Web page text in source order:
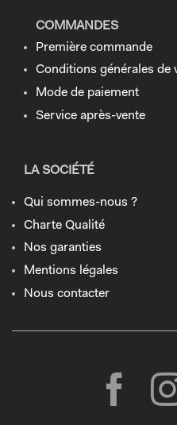
COMMANDES
Première commande
Conditions générales de
Mode de paiement
Service après-vente
LA SOCIÉTÉ
Qui sommes-nous ?
Charte Qualité
Nos garanties
Mentions légales
Nous contacter